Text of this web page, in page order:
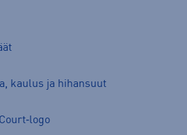
kaulus ja hihansuut